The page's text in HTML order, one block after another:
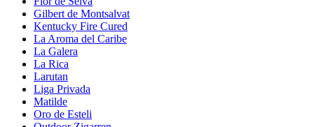
Gilbert de Montsalvat
Kentucky Fire Cured
La Aroma del Caribe
La Galera
La Rica
Larutan
Liga Privada
Matilde
Oro de Esteli